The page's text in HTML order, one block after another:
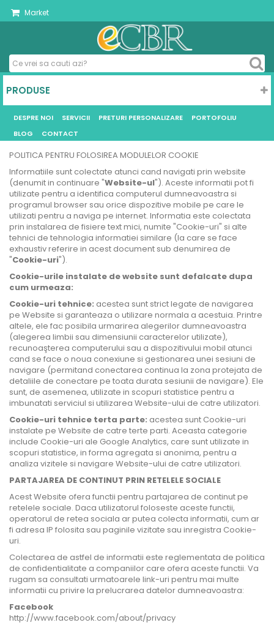
Market
PRODUSE
DESPRE NOI SERVICII PRETURI PERSONALIZARE
PORTOFOLIU
BLOG
CONTACT
POLITICA PENTRU FOLOSIREA MODULELOR COOKIE
Informatiile sunt colectate atunci cand navigati prin website
(denumit in continuare "Website-ul"). Aceste informatii pot fi
utilizate pentru a identifica computerul dumneavoastra si
programul browser sau orice dispozitive mobile pe care le
utilizati pentru a naviga pe internet. Informatia este colectata
prin instalarea de fisiere text mici, numite "Cookie-uri" si alte
tehnici de tehnologia informatiei similare (la care se face
exhaustiv referire in acest document sub denumirea de
"Cookie-uri").
Cookie-urile instalate de website sunt defalcate dupa
cum urmeaza:
Cookie-uri tehnice: acestea sunt strict legate de navigarea
pe Website si garanteaza o utilizare normala a acestuia. Printre
altele, ele fac posibila urmarirea alegerilor dumneavoastra
(alegerea limbii sau dimensiunii caracterelor utilizate),
recunoaşterea computerului sau a dispozitivului mobil atunci
cand se face o noua conexiune si gestionarea unei sesiuni de
navigare (permitand conectarea continua la zona protejata de
detaliile de conectare pe toata durata sesiunii de navigare). Ele
sunt, de asemenea, utilizate in scopuri statistice pentru a
imbunatati serviciul si utilizarea Website-ului de catre utilizatori.
Cookie-uri tehnice terta parte: acestea sunt Cookie-uri
instalate pe Website de catre terte parti. Aceasta categorie
include Cookie-uri ale Google Analytics, care sunt utilizate in
scopuri statistice, in forma agregata si anonima, pentru a
analiza vizitele si navigare Website-ului de catre utilizatori.
PARTAJAREA DE CONTINUT PRIN RETELELE SOCIALE
Acest Website ofera functii pentru partajarea de continut pe
retelele sociale. Daca utilizatorul foloseste aceste functii,
operatorul de retea sociala ar putea colecta informatii, cum ar
fi adresa IP folosita sau paginile vizitate sau inregistra Cookie-
uri.
Colectarea de astfel de informatii este reglementata de politica
de confidentialitate a companiilor care ofera aceste functii. Va
rugam sa consultati urmatoarele link-uri pentru mai multe
informatii cu privire la prelucrarea datelor dumneavoastra:
Facebook
http://www.facebook.com/about/privacy